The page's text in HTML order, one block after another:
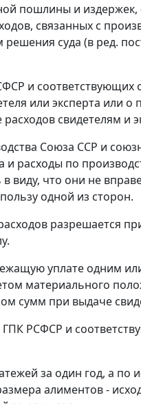
пошлины и
связанных с
решения суда (в ред.
и соответствующих
или эксперта или о
свидетелям и
Союза ССР и
расходы по
виду, что они не
одной из сторон.
разрешается
уплате одним
материального
сумм при выдаче
ГПК РСФСР и
за один год, а по
алиментов -